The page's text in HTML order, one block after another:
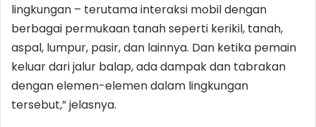
lingkungan – terutama interaksi mobil dengan
berbagai permukaan tanah seperti kerikil, tanah,
aspal, lumpur, pasir, dan lainnya. Dan ketika pemain
keluar dari jalur balap, ada dampak dan tabrakan
dengan elemen-elemen dalam lingkungan
tersebut,” jelasnya.